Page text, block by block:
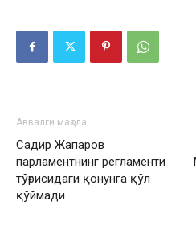
Аввалги мақола
Садир Жапаров
парламентнинг регламенти
тўғрисидаги қонунга қўл
қўймади